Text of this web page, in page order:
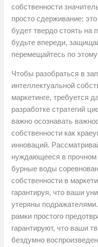
собственности
просто сдерживание;
будет твердо стоять на
будьте впереди,
перемещайтесь по
Чтобы разобраться в
интеллектуальной
маркетинге, требуется
разработке стратегий
важно осознавать
собственности как
инноваций.
нуждающееся в
бурные воды
собственности в
гарантируя, что ваши
утеряны
рамки простого
гарантируют, что ваши
бездумно